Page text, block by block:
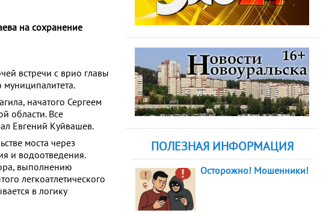
на сохранение
встречи с врио главы
начатого Сергеем
области. Все
Евгений Куйвашев.
моста через
и водоотведения.
выполнению
легкоатлетического
в логику
ПОЛЕЗНАЯ ИНФОРМАЦИЯ
Осторожно! Мошенники!